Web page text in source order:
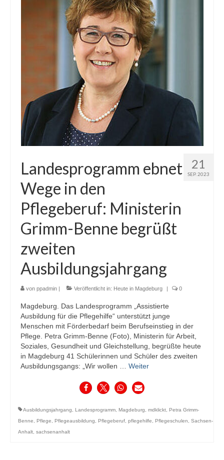
21
SEP. 2023
Landesprogramm ebnet
Wege in den
Pflegeberuf: Ministerin
Grimm-Benne begrüßt
zweiten
Ausbildungsjahrgang
von ppadmin Veröffentlicht in: Heute in Magdeburg 0
Magdeburg. Das Landesprogramm „Assistierte
Ausbildung für die Pflegehilfe“ unterstützt junge
Menschen mit Förderbedarf beim Berufseinstieg in der
Pflege. Petra Grimm-Benne (Foto), Ministerin für Arbeit,
Soziales, Gesundheit und Gleichstellung, begrüßte heute
in Magdeburg 41 Schülerinnen und Schüler des zweiten
Ausbildungsgangs: „Wir wollen … Weiter
Ausbildungsjahrgang, Landesprogramm, Magdeburg, mdklickt, Petra Grimm-
Benne, Pflege, Pflegeausbildung, Pflegeberuf, pflegehilfe, Pflegeschulen, Sachsen-
Anhalt, sachsenanhalt